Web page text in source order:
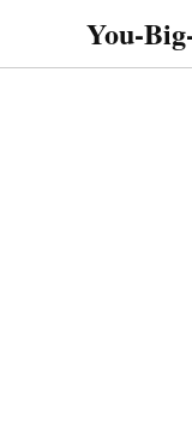
You-
Alles in
Tricks